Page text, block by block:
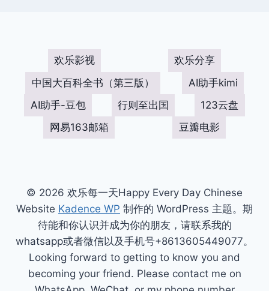
欢乐影视
欢乐分享
中国大百科全书（第三版）
AI助手kimi
AI助手-豆包
行则至出国
123云盘
网易163邮箱
豆瓣电影
© 2026 欢乐每一天Happy Every Day Chinese
Website Kadence WP 制作的 WordPress 主题。期
待能和你认识并成为你的朋友，请联系我的
whatsapp或者微信以及手机号+8613605449077。
Looking forward to getting to know you and
becoming your friend. Please contact me on